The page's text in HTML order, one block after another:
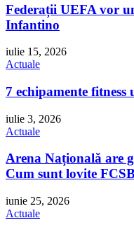
Federații UEFA vor
Infantino
iulie 15, 2026
Actuale
7 echipamente
iulie 3, 2026
Actuale
Arena Națională are
Cum sunt lovite
iunie 25, 2026
Actuale